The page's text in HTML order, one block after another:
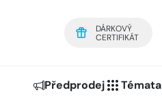
DÁRKOVÝ
CERTIFIKÁT
Předprodej Témata